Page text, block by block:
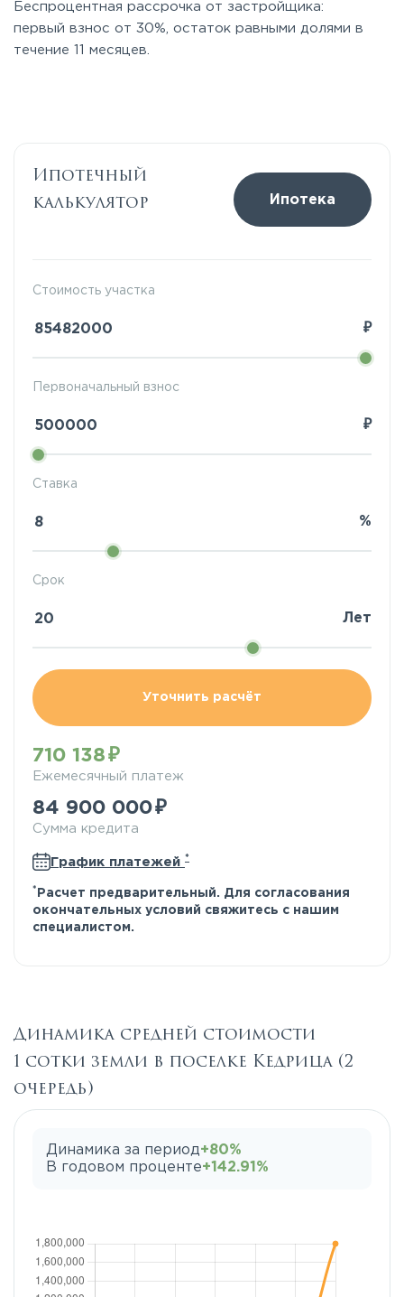
Беспроцентная рассрочка от застройщика:
первый взнос от 30%, остаток равными долями в
течение 11 месяцев.
Ипотечный
калькулятор
Ипотека
Стоимость участка
₽
Ставка
%
Первоначальный взнос
₽
Срок
Лет
Уточнить расчёт
710 138
Ежемесячный платеж
84 900 000
Сумма кредита
График платежей *
* Расчет предварительный. Для согласования
окончательных условий свяжитесь с нашим
специалистом.
Динамика средней стоимости
1 сотки земли в поселке Кедрица (2
очередь)
Динамика за период+80%
В годовом проценте+142.91%